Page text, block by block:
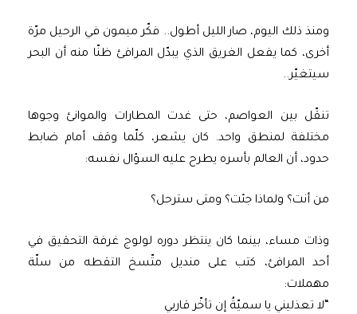
ومنذ ذلك اليوم، صار الليل أطول.. فكّر ميمون في الرحيل مرّة
أخرى، كما يفعل الغريق الذي يبدّل المرافئ ظنّا منه أن البحر
سيتغيّر..
تنقّل بين العواصم، حتى غدت المطارات والموانئ وجوها
مختلفة لمنطق واحد. كان يشعر، كلّما وقف أمام ضابط
حدود، أن العالم بأسره يطرح عليه السؤال نفسه:
من أنت؟ ولماذا جئت؟ ومتى سترحل؟
وذات مساء، بينما كان ينتظر دوره لولوج غرفة التحقيق في
أحد المرافئ، كتب على منديل متّسخ التقطه من سلّة
مهملات:
“لا تعذليني يا سميّةُ إن تأخّر قاربي